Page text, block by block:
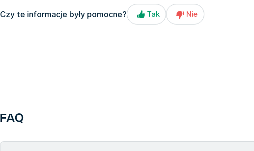
Czy te informacje były pomocne? Tak Nie
FAQ